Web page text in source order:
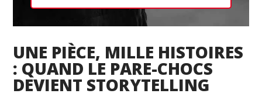
UNE PIÈCE, MILLE HISTOIRES
: QUAND LE PARE-CHOCS
DEVIENT STORYTELLING